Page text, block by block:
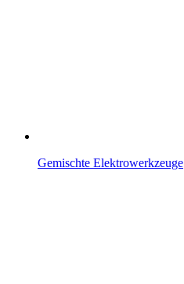
Gemischte Elektrowerkzeuge